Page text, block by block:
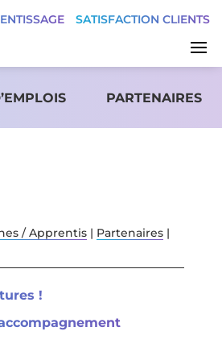
SATISFACTION CLIENTS
PARTENAIRES
/ Apprentis | Partenaires |
!